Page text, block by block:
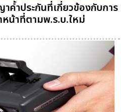
ำประกันที่เกี่ยวข้องกับการ
หน้าที่ตามพ.ร.บ.ใหม่